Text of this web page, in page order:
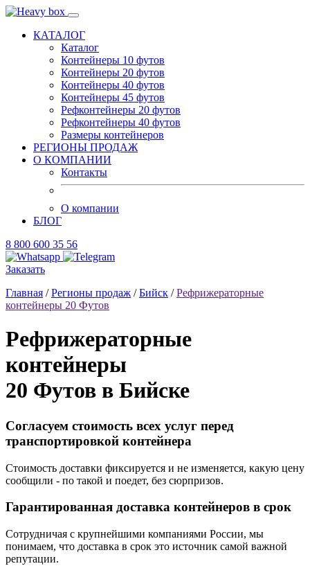
КАТАЛОГ
Каталог
Контейнеры 10 футов
Контейнеры 20 футов
Контейнеры 40 футов
Контейнеры 45 футов
Рефконтейнеры 20 футов
Рефконтейнеры 40 футов
Размеры контейнеров
РЕГИОНЫ ПРОДАЖ
О КОМПАНИИ
Контакты
О компании
БЛОГ
8 800 600 35 56
Заказать
Главная /Регионы продаж /Бийск /Рефрижераторные
контейнеры 20 Футов
Рефрижераторные
контейнеры
20 Футов в Бийске
Согласуем стоимость всех услуг перед
транспортировкой контейнера
Стоимость доставки фиксируется и не изменяется, какую цену
сообщили - по такой и поедет, без сюрпризов.
Гарантированная доставка контейнеров в срок
Сотрудничая с крупнейшими компаниями России, мы
понимаем, что доставка в срок это источник самой важной
репутации.